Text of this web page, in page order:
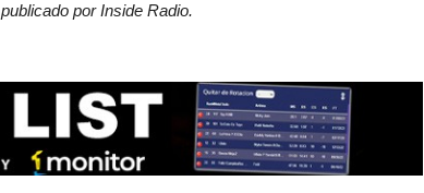
por Inside Radio.